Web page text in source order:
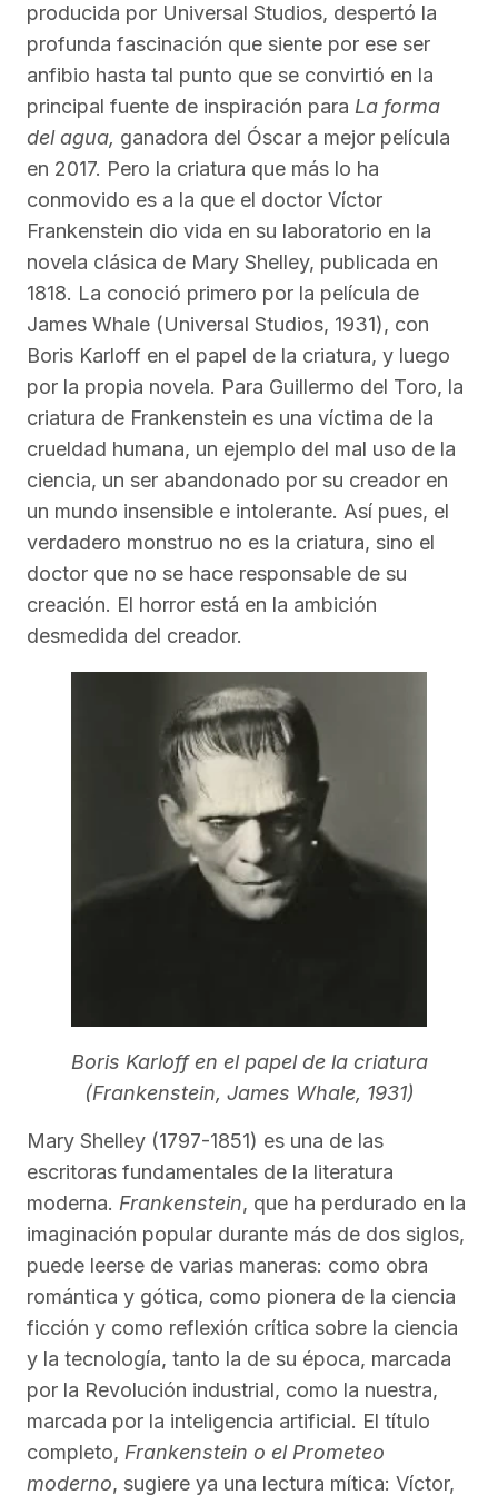
producida por Universal Studios, despertó la
profunda fascinación que siente por ese ser
anfibio hasta tal punto que se convirtió en la
principal fuente de inspiración para La forma
del agua, ganadora del Óscar a mejor película
en 2017. Pero la criatura que más lo ha
conmovido es a la que el doctor Víctor
Frankenstein dio vida en su laboratorio en la
novela clásica de Mary Shelley, publicada en
1818. La conoció primero por la película de
James Whale (Universal Studios, 1931), con
Boris Karloff en el papel de la criatura, y luego
por la propia novela. Para Guillermo del Toro, la
criatura de Frankenstein es una víctima de la
crueldad humana, un ejemplo del mal uso de la
ciencia, un ser abandonado por su creador en
un mundo insensible e intolerante. Así pues, el
verdadero monstruo no es la criatura, sino el
doctor que no se hace responsable de su
creación. El horror está en la ambición
desmedida del creador.
Boris Karloff en el papel de la criatura
(Frankenstein, James Whale, 1931)
Mary Shelley (1797-1851) es una de las
escritoras fundamentales de la literatura
moderna. Frankenstein, que ha perdurado en la
imaginación popular durante más de dos siglos,
puede leerse de varias maneras: como obra
romántica y gótica, como pionera de la ciencia
ficción y como reflexión crítica sobre la ciencia
y la tecnología, tanto la de su época, marcada
por la Revolución industrial, como la nuestra,
marcada por la inteligencia artificial. El título
completo, Frankenstein o el Prometeo
moderno, sugiere ya una lectura mítica: Víctor,